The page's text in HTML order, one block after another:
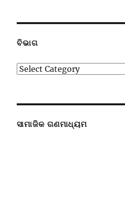
ବିଭାଗ
ବିଭାଗ
ସାମାଜିକ ଗଣମାଧ୍ୟମ